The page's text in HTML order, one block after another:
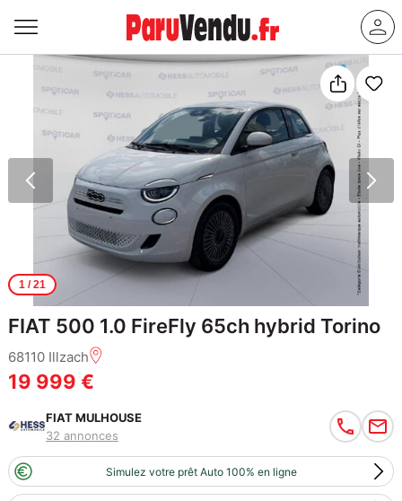
1/ 21
FIAT 500 1.0 FireFly 65ch hybrid Torino
68110 Illzach
19 999 €
FIAT MULHOUSE
32 annonces
Simulez votre prêt Auto 100% en ligne